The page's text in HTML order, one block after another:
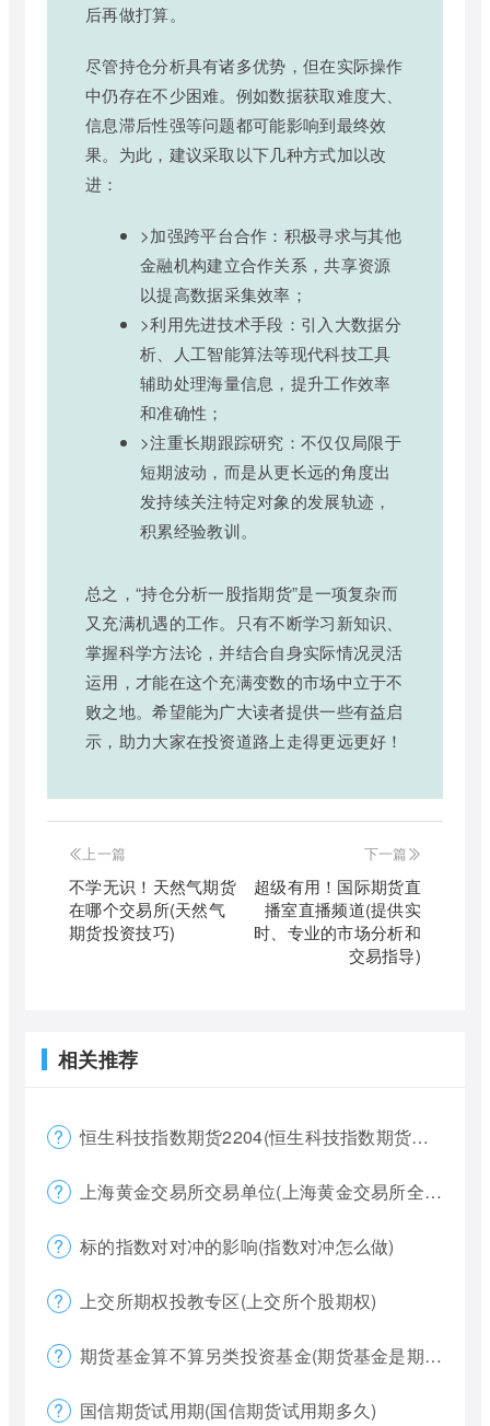
后再做打算。
尽管持仓分析具有诸多优势，但在实际操作
中仍存在不少困难。例如数据获取难度大、
信息滞后性强等问题都可能影响到最终效
果。为此，建议采取以下几种方式加以改
进：
>加强跨平台合作：积极寻求与其他
金融机构建立合作关系，共享资源
以提高数据采集效率；
>利用先进技术手段：引入大数据分
析、人工智能算法等现代科技工具
辅助处理海量信息，提升工作效率
和准确性；
>注重长期跟踪研究：不仅仅局限于
短期波动，而是从更长远的角度出
发持续关注特定对象的发展轨迹，
积累经验教训。
总之，“持仓分析一股指期货”是一项复杂而
又充满机遇的工作。只有不断学习新知识、
掌握科学方法论，并结合自身实际情况灵活
运用，才能在这个充满变数的市场中立于不
败之地。希望能为广大读者提供一些有益启
示，助力大家在投资道路上走得更远更好！
上一篇
不学无识！天然气期货
在哪个交易所(天然气
期货投资技巧)
下一篇
超级有用！国际期货直
播室直播频道(提供实
时、专业的市场分析和
交易指导)
相关推荐
恒生科技指数期货2204(恒生科技指数期货夜盘)
上海黄金交易所交易单位(上海黄金交易所全称)
标的指数对对冲的影响(指数对冲怎么做)
上交所期权投教专区(上交所个股期权)
期货基金算不算另类投资基金(期货基金是期货还是基金)
国信期货试用期(国信期货试用期多久)